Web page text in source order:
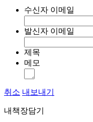
수신자 이메일
발신자 이메일
제목
메모
취소 내보내기
내책장담기